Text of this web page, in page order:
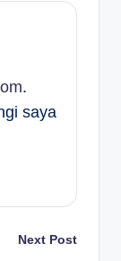
.
saya
Next Post